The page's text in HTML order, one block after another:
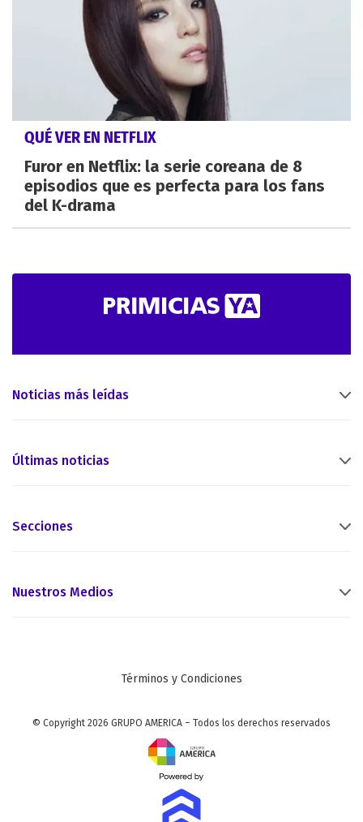
QUÉ VER EN NETFLIX
Furor en Netflix: la serie coreana de 8
episodios que es perfecta para los fans
del K-drama
Noticias más leídas
Últimas noticias
Secciones
Nuestros Medios
Términos y Condiciones
© Copyright 2026 GRUPO AMERICA – Todos los derechos reservados